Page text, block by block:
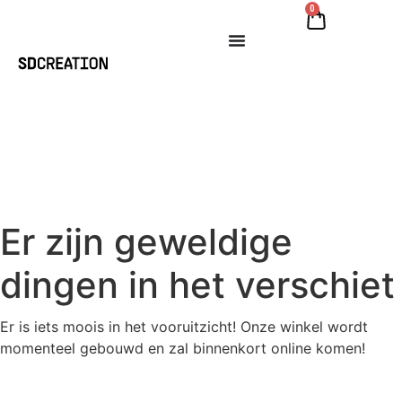
0
Er zijn geweldige
dingen in het verschiet
Er is iets moois in het vooruitzicht! Onze winkel wordt
momenteel gebouwd en zal binnenkort online komen!